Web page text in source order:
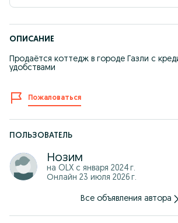
ОПИСАНИЕ
Продаётся коттедж в городе Газли с
удобствами
Пожаловаться
ПОЛЬЗОВАТЕЛЬ
Нозим
на OLX с января 2024 г.
Онлайн 23 июля 2026 г.
Все объявления автора